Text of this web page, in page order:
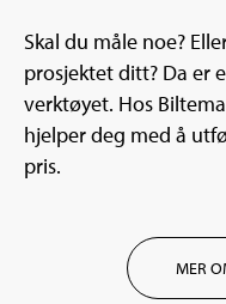
Skal du måle noe?
prosjektet ditt? Da er
verktøyet. Hos
hjelper deg med å
pris.
MER